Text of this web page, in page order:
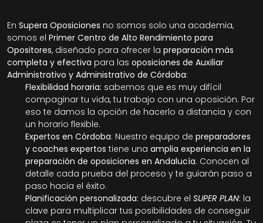
En Supera Oposiciones no somos solo una academia,
somos el Primer Centro de Alto Rendimiento para
Opositores, diseñado para ofrecer la preparación más
completa y efectiva para las oposiciones de Auxiliar
Administrativo y Administrativo de Córdoba:
Flexibilidad horaria: sabemos que es muy difícil
compaginar tu vida, tu trabajo con una oposición. Por
eso te damos la opción de hacerlo a distancia y con
un horario flexible.
Expertos en Córdoba: Nuestro equipo de preparadores
y coaches expertos tiene una amplia experiencia en la
preparación de oposiciones en Andalucía. Conocen al
detalle cada prueba del proceso y te guiarán paso a
paso hacia el éxito.
Planificación personalizada: descubre el SUPER PLAN: la
clave para multiplicar tus posibilidades de conseguir